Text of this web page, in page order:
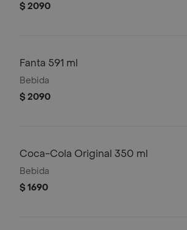
$ 2090
Fanta 591 ml
Bebida
$ 2090
Coca-Cola Original 350 ml
Bebida
$ 1690